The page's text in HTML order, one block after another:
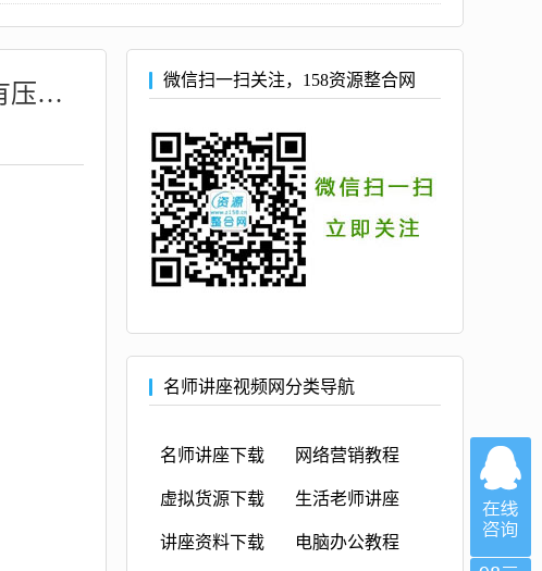
AI教程视频，夜猫教育ai特训班学习课程（玩转矢量图，广告设计不再有压力） 微信扫一扫关注，158资源整合网
名师讲座视频网分类导航
名师讲座下载 网络营销教程
虚拟货源下载 生活老师讲座
讲座资料下载 电脑办公教程